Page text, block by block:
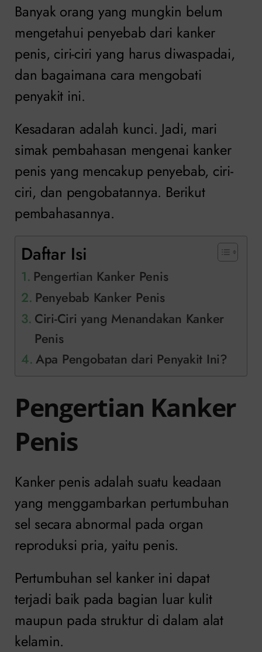
Banyak orang yang mungkin belum
mengetahui penyebab dari kanker
penis, ciri-ciri yang harus diwaspadai,
dan bagaimana cara mengobati
penyakit ini.
Kesadaran adalah kunci. Jadi, mari
simak pembahasan mengenai kanker
penis yang mencakup penyebab, ciri-
ciri, dan pengobatannya. Berikut
pembahasannya.
Daftar Isi
Pengertian Kanker Penis
Penyebab Kanker Penis
Ciri-Ciri yang Menandakan Kanker
Penis
Apa Pengobatan dari Penyakit Ini?
Pengertian Kanker
Penis
Kanker penis adalah suatu keadaan
yang menggambarkan pertumbuhan
sel secara abnormal pada organ
reproduksi pria, yaitu penis.
Pertumbuhan sel kanker ini dapat
terjadi baik pada bagian luar kulit
maupun pada struktur di dalam alat
kelamin.